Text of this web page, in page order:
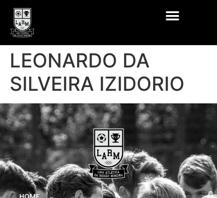
LEONARDO DA
SILVEIRA IZIDORIO